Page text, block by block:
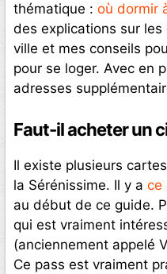
thématique : où dormir
des explications sur
ville et mes conseils
pour se loger. Avec en
adresses
Faut-il acheter un
Il existe plusieurs
la Sérénissime. Il y a ce
au début de ce guide.
qui est vraiment
(anciennement appelé
Ce pass est vraiment